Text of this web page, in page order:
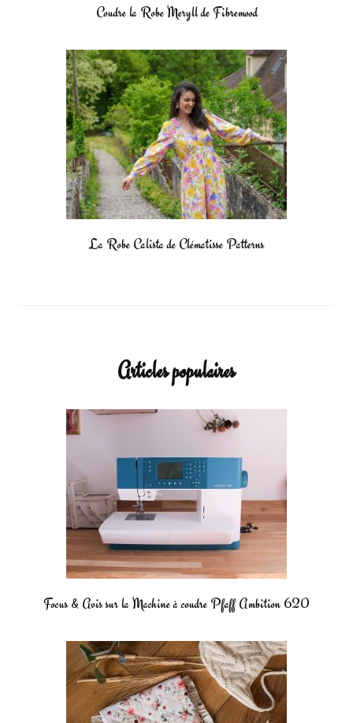
Coudre la Robe Meryll de Fibremood
La Robe Calista de Clématisse Patterns
Articles populaires
Focus & Avis sur la Machine à coudre Pfaff Ambition 620